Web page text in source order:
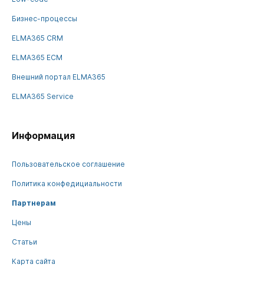
Бизнес-процессы
ELMA365 CRM
ELMA365 ECM
Внешний портал ELMA365
ELMA365 Service
Информация
Пользовательское соглашение
Политика конфедициальности
Партнерам
Цены
Статьи
Карта сайта